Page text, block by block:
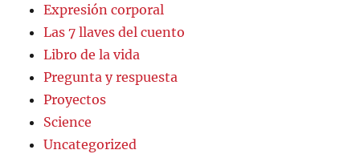
Expresión corporal
Las 7 llaves del cuento
Libro de la vida
Pregunta y respuesta
Proyectos
Science
Uncategorized